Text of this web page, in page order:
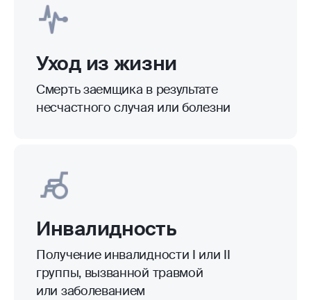
Уход из жизни
Смерть заемщика в результате
несчастного случая или болезни
Инвалидность
Получение инвалидности I или II
группы, вызванной травмой
или заболеванием